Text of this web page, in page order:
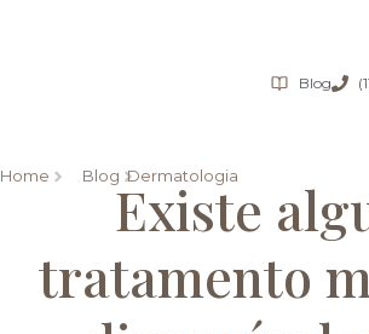
Blog
Home Blog Dermatologia
Existe
tratamento